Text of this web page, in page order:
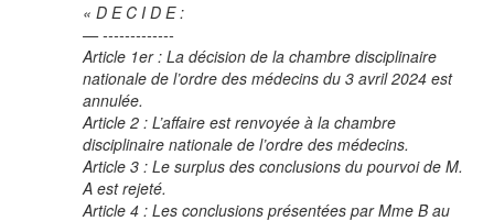
« D E C I D E :
— -------------
Article 1er : La décision de la chambre disciplinaire
nationale de l’ordre des médecins du 3 avril 2024 est
annulée.
Article 2 : L’affaire est renvoyée à la chambre
disciplinaire nationale de l’ordre des médecins.
Article 3 : Le surplus des conclusions du pourvoi de M.
A est rejeté.
Article 4 : Les conclusions présentées par Mme B au